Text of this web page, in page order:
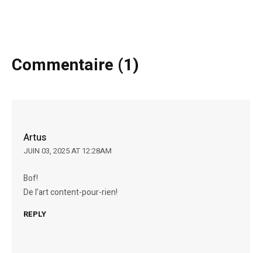
Commentaire (1)
Artus
JUIN 03, 2025 AT 12:28AM
Bof!
De l’art content-pour-rien!
REPLY